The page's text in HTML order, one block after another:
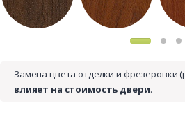
Замена цвета отделки и фрезеровки
влияет на стоимость двери.